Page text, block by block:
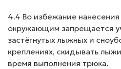
4.4 Во избежание
окружающим запрещается
застёгнутых лыжных и
креплениях, скидывать
время выполнения трюка.